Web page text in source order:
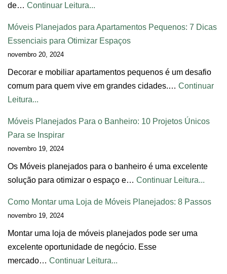
de… Continuar Leitura...
Móveis Planejados para Apartamentos Pequenos: 7 Dicas
Essenciais para Otimizar Espaços
novembro 20, 2024
Decorar e mobiliar apartamentos pequenos é um desafio
comum para quem vive em grandes cidades.… Continuar
Leitura...
Móveis Planejados Para o Banheiro: 10 Projetos Únicos
Para se Inspirar
novembro 19, 2024
Os Móveis planejados para o banheiro é uma excelente
solução para otimizar o espaço e… Continuar Leitura...
Como Montar uma Loja de Móveis Planejados: 8 Passos
novembro 19, 2024
Montar uma loja de móveis planejados pode ser uma
excelente oportunidade de negócio. Esse
mercado… Continuar Leitura...